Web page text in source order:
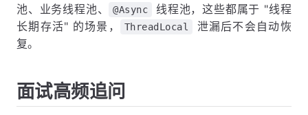
池、业务线程池、
@Async
线程池，这些都属于 "线程
长期存活" 的场景，
ThreadLocal
泄漏后不会自动恢
复。
面试高频追问